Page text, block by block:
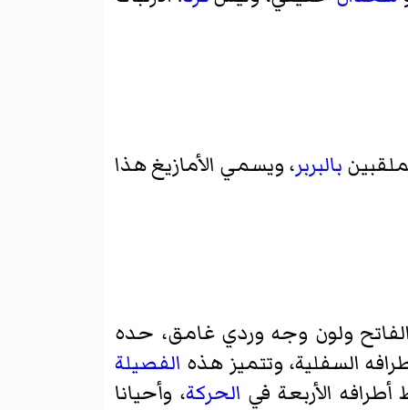
بالبربر، ويسمي الأمازيغ هذا
ولون وجه وردي غامق، حده
السفلية، وتتميز هذه الفصيلة
الأربعة في الحركة، وأحيانا